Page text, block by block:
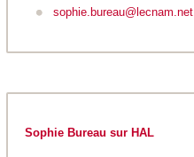
sophie.bureau@lecnam.net
Sophie Bureau sur HAL